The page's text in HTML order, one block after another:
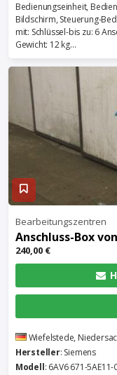
Bedienungseinheit,
Bildschirm, Steuerung-
mit: Schlüssel-bis zu: 6
Gewicht: 12 kg...
Bearbeitungszentren
240,00 €
Wiefelstede,
Hersteller: Siemens
Modell: 6AV6 671-5AE11-